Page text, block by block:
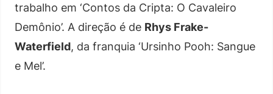
trabalho em ‘Contos da Cripta: O Cavaleiro
Demônio’. A direção é de Rhys Frake-
Waterfield, da franquia ‘Ursinho Pooh: Sangue
e Mel’.